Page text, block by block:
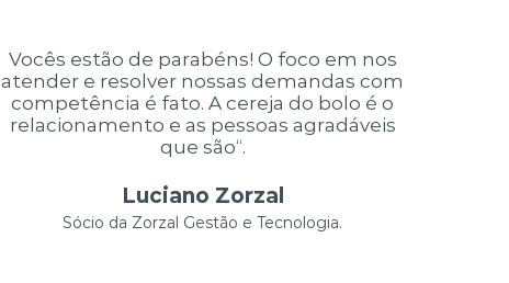
Vocês estão de parabéns! O foco em nos
atender e resolver nossas demandas com
competência é fato. A cereja do bolo é o
relacionamento e as pessoas agradáveis
que são“.
Luciano Zorzal
Sócio da Zorzal Gestão e Tecnologia.